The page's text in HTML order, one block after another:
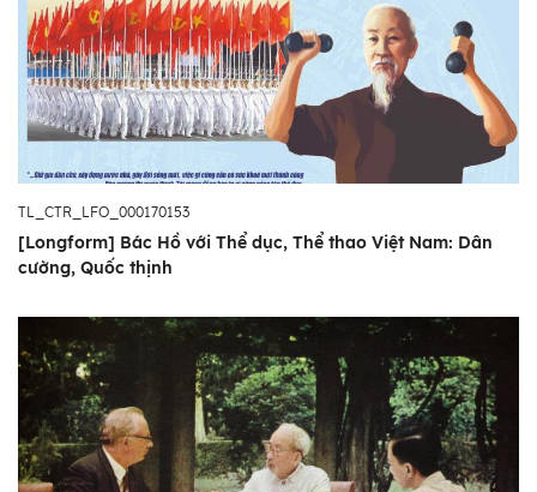
TL_CTR_LFO_000170153
[Longform] Bác Hồ với Thể dục, Thể thao Việt Nam: Dân
cường, Quốc thịnh